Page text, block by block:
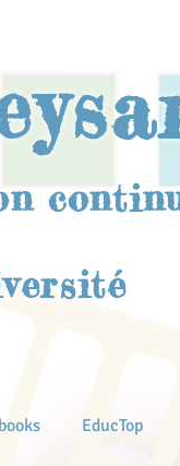
EducTop